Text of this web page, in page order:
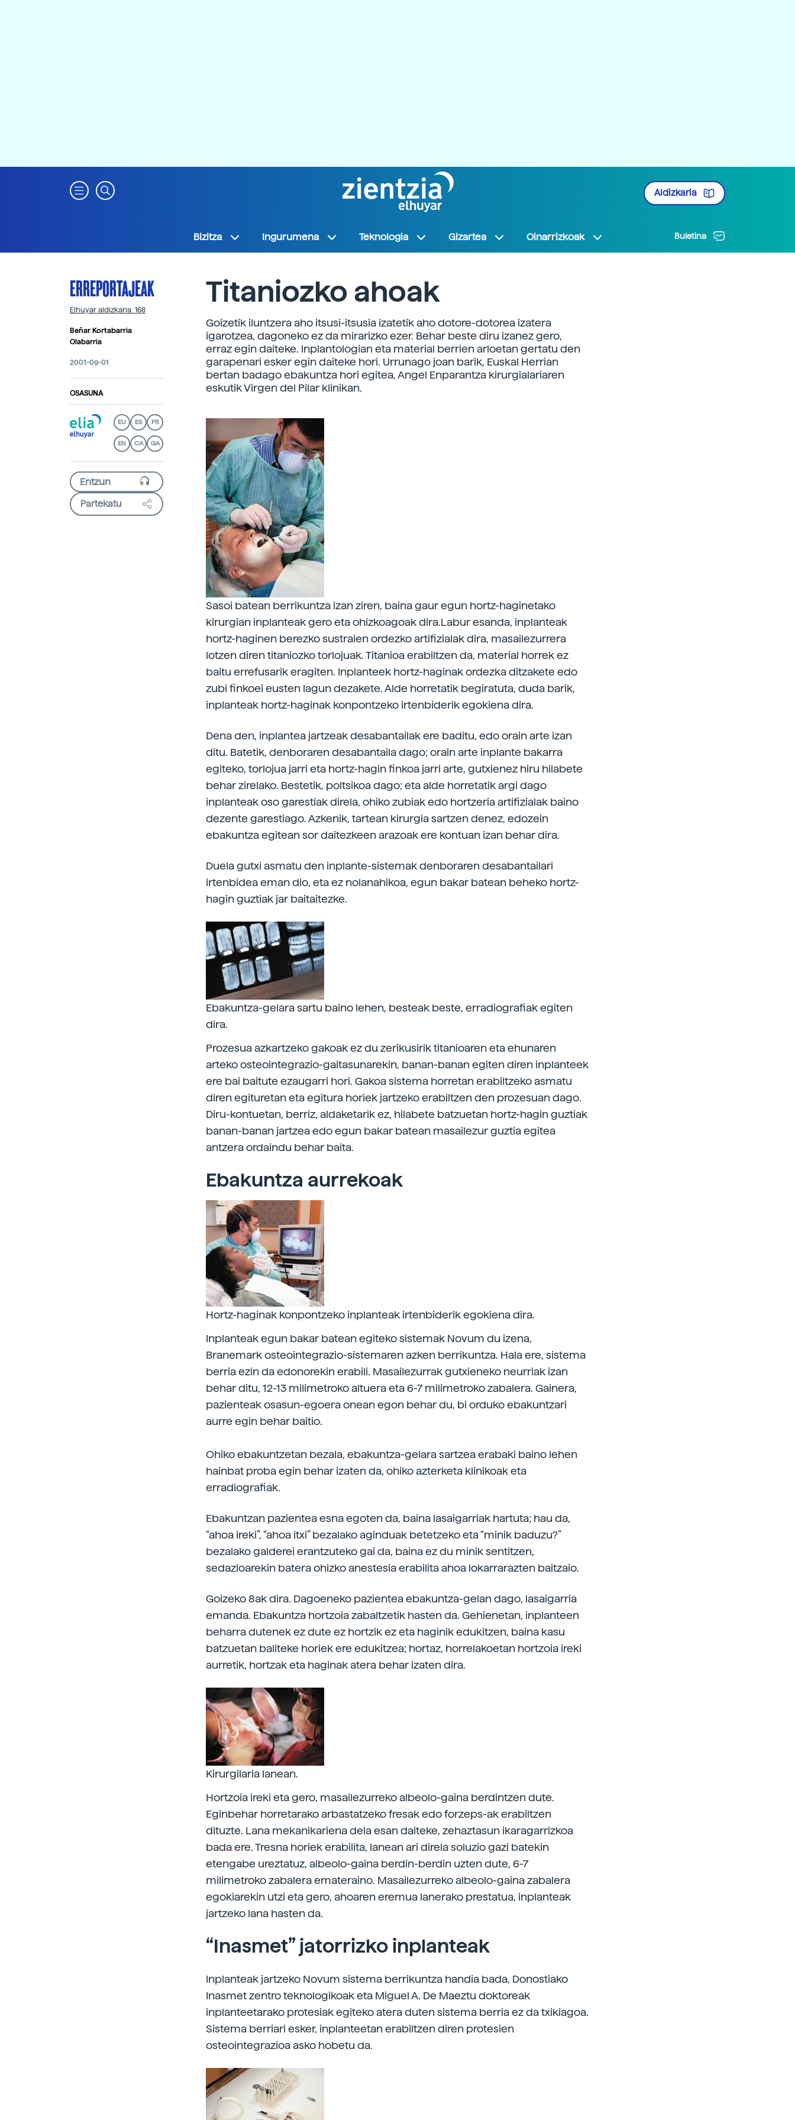
Aldizkaria
Bizitza Ingurumena Teknologia Gizartea Oinarrizkoak Buletina
ERREPORTAJEAK
Elhuyar aldizkaria: 168
Beñar Kortabarria
Olabarria
2001-09-01
OSASUNA
EU ES FR
EN CA GA
Partekatu
Titaniozko ahoak
Goizetik iluntzera aho itsusi-itsusia izatetik aho dotore-dotorea izatera
igarotzea, dagoneko ez da mirarizko ezer. Behar beste diru izanez gero,
erraz egin daiteke. Inplantologian eta material berrien arloetan gertatu den
garapenari esker egin daiteke hori. Urrunago joan barik, Euskal Herrian
bertan badago ebakuntza hori egitea, Angel Enparantza kirurgialariaren
eskutik Virgen del Pilar klinikan.
Sasoi batean berrikuntza izan ziren, baina gaur egun hortz-haginetako
kirurgian inplanteak gero eta ohizkoagoak dira.Labur esanda, inplanteak
hortz-haginen berezko sustraien ordezko artifizialak dira, masailezurrera
lotzen diren titaniozko torlojuak. Titanioa erabiltzen da, material horrek ez
baitu errefusarik eragiten. Inplanteek hortz-haginak ordezka ditzakete edo
zubi finkoei eusten lagun dezakete. Alde horretatik begiratuta, duda barik,
inplanteak hortz-haginak konpontzeko irtenbiderik egokiena dira.
Dena den, inplantea jartzeak desabantailak ere baditu, edo orain arte izan
ditu. Batetik, denboraren desabantaila dago; orain arte inplante bakarra
egiteko, torlojua jarri eta hortz-hagin finkoa jarri arte, gutxienez hiru hilabete
behar zirelako. Bestetik, poltsikoa dago; eta alde horretatik argi dago
inplanteak oso garestiak direla, ohiko zubiak edo hortzeria artifizialak baino
dezente garestiago. Azkenik, tartean kirurgia sartzen denez, edozein
ebakuntza egitean sor daitezkeen arazoak ere kontuan izan behar dira.
Duela gutxi asmatu den inplante-sistemak denboraren desabantailari
irtenbidea eman dio, eta ez nolanahikoa, egun bakar batean beheko hortz-
hagin guztiak jar baitaitezke.
Ebakuntza-gelara sartu baino lehen, besteak beste, erradiografiak egiten
dira.
Prozesua azkartzeko gakoak ez du zerikusirik titanioaren eta ehunaren
arteko osteointegrazio-gaitasunarekin, banan-banan egiten diren inplanteek
ere bai baitute ezaugarri hori. Gakoa sistema horretan erabiltzeko asmatu
diren egituretan eta egitura horiek jartzeko erabiltzen den prozesuan dago.
Diru-kontuetan, berriz, aldaketarik ez, hilabete batzuetan hortz-hagin guztiak
banan-banan jartzea edo egun bakar batean masailezur guztia egitea
antzera ordaindu behar baita.
Ebakuntza aurrekoak
Hortz-haginak konpontzeko inplanteak irtenbiderik egokiena dira.
Inplanteak egun bakar batean egiteko sistemak Novum du izena,
Branemark osteointegrazio-sistemaren azken berrikuntza. Hala ere, sistema
berria ezin da edonorekin erabili. Masailezurrak gutxieneko neurriak izan
behar ditu, 12-13 milimetroko altuera eta 6-7 milimetroko zabalera. Gainera,
pazienteak osasun-egoera onean egon behar du, bi orduko ebakuntzari
aurre egin behar baitio.
Ohiko ebakuntzetan bezala, ebakuntza-gelara sartzea erabaki baino lehen
hainbat proba egin behar izaten da, ohiko azterketa klinikoak eta
erradiografiak.
Ebakuntzan pazientea esna egoten da, baina lasaigarriak hartuta; hau da,
“ahoa ireki”, “ahoa itxi” bezalako aginduak betetzeko eta “minik baduzu?”
bezalako galderei erantzuteko gai da, baina ez du minik sentitzen,
sedazioarekin batera ohizko anestesia erabilita ahoa lokarrarazten baitzaio.
Goizeko 8ak dira. Dagoeneko pazientea ebakuntza-gelan dago, lasaigarria
emanda. Ebakuntza hortzoia zabaltzetik hasten da. Gehienetan, inplanteen
beharra dutenek ez dute ez hortzik ez eta haginik edukitzen, baina kasu
batzuetan baliteke horiek ere edukitzea; hortaz, horrelakoetan hortzoia ireki
aurretik, hortzak eta haginak atera behar izaten dira.
Kirurgilaria lanean.
Hortzoia ireki eta gero, masailezurreko albeolo-gaina berdintzen dute.
Eginbehar horretarako arbastatzeko fresak edo forzeps-ak erabiltzen
dituzte. Lana mekanikariena dela esan daiteke, zehaztasun ikaragarrizkoa
bada ere. Tresna horiek erabilita, lanean ari direla soluzio gazi batekin
etengabe ureztatuz, albeolo-gaina berdin-berdin uzten dute, 6-7
milimetroko zabalera emateraino. Masailezurreko albeolo-gaina zabalera
egokiarekin utzi eta gero, ahoaren eremua lanerako prestatua, inplanteak
jartzeko lana hasten da.
“Inasmet” jatorrizko inplanteak
Inplanteak jartzeko Novum sistema berrikuntza handia bada, Donostiako
Inasmet zentro teknologikoak eta Miguel A. De Maeztu doktoreak
inplanteetarako protesiak egiteko atera duten sistema berria ez da txikiagoa.
Sistema berriari esker, inplanteetan erabiltzen diren protesien
osteointegrazioa asko hobetu da.